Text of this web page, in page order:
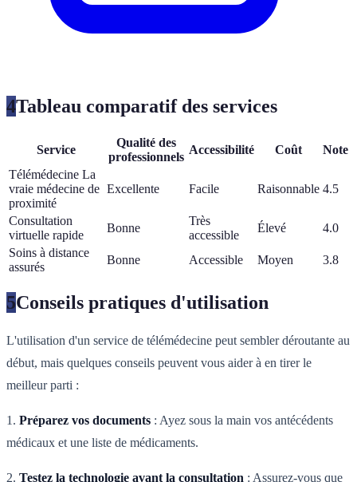
4Tableau comparatif des services
Service
Qualité des
professionnels
Accessibilité Coût
Note
Télémédecine La
vraie médecine de
proximité
Excellente Facile Raisonnable 4.5
Consultation
virtuelle rapide
Bonne
Très
accessible
Élevé
4.0
Soins à distance
assurés
Bonne Accessible Moyen 3.8
5Conseils pratiques d'utilisation
L'utilisation d'un service de télémédecine peut sembler déroutante au
début, mais quelques conseils peuvent vous aider à en tirer le
meilleur parti :
1. Préparez vos documents : Ayez sous la main vos antécédents
médicaux et une liste de médicaments.
2. Testez la technologie avant la consultation : Assurez-vous que